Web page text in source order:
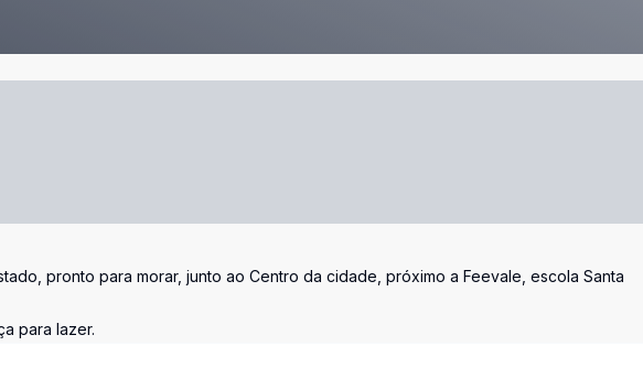
pronto para morar, junto ao Centro da cidade, próximo a Feevale, escola Santa
para lazer.